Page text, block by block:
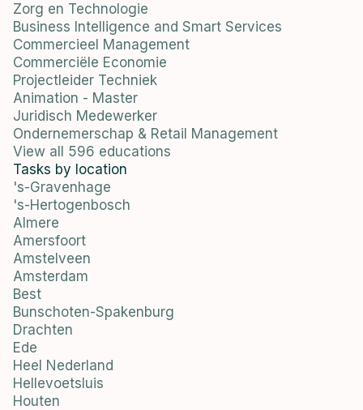
Zorg en Technologie
Business Intelligence and Smart Services
Commercieel Management
Commerciële Economie
Projectleider Techniek
Animation - Master
Juridisch Medewerker
Ondernemerschap & Retail Management
View all 596 educations
Tasks by location
's-Gravenhage
's-Hertogenbosch
Almere
Amersfoort
Amstelveen
Amsterdam
Best
Bunschoten-Spakenburg
Drachten
Ede
Heel Nederland
Hellevoetsluis
Houten